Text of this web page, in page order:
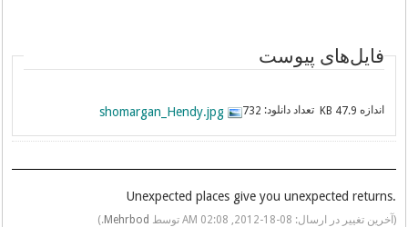
فایل‌های پیوست
shomargan_Hendy.jpg اندازه 47.9 KB تعداد دانلود: 732
.Unexpected places give you unexpected returns
(آخرین تغییر در ارسال: 08-18-2012, 02:08 AM توسط Mehrbod
.)